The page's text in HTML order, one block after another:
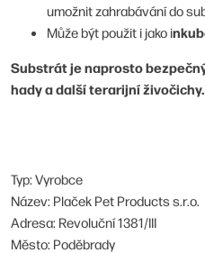
umožnit zahrabávání do
Může být použit i jako i
Substrát je naprosto
hady a další terarijní živočichy.
Typ: Vyrobce
Název: Plaček Pet Products s.r.o.
Adresa: Revoluční 1381/III
Město: Poděbrady